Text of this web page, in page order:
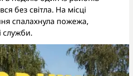
без світла. На місці
спалахнула пожежа,
служби.